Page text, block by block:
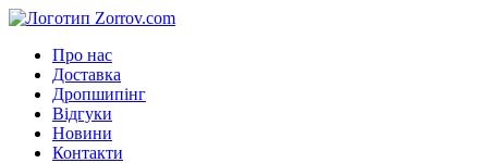
Про нас
Доставка
Дропшипінг
Відгуки
Новини
Контакти